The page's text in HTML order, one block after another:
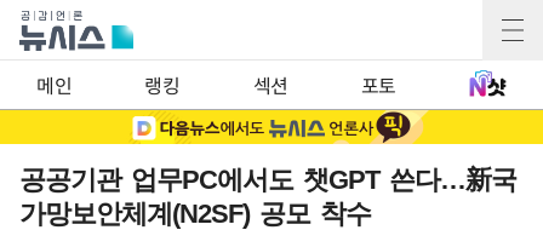
메인 랭킹 섹션 포토
공공기관 업무PC에서도 챗GPT 쓴다…新국
가망보안체계(N2SF) 공모 착수